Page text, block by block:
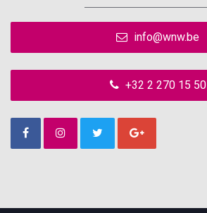
info@wnw.be
+32 2 270 15 50